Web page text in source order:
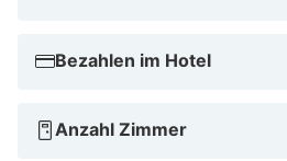
Bezahlen im Hotel
Anzahl Zimmer